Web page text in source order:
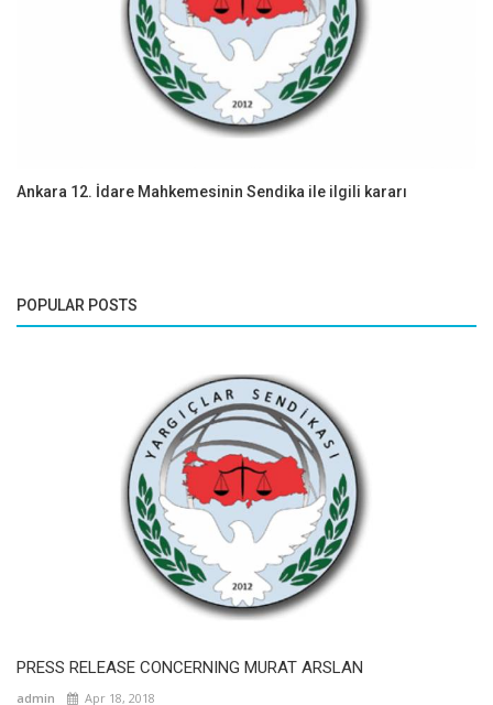
Ankara 12. İdare Mahkemesinin Sendika ile ilgili kararı
POPULAR POSTS
PRESS RELEASE CONCERNING MURAT ARSLAN
admin Apr 18, 2018